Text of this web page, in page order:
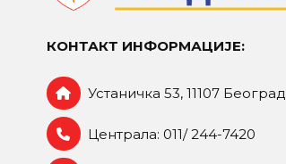
КОНТАКТ ИНФОРМАЦИЈЕ:
Устаничка 53, 11107 Београд
Централа: 011/ 244-7420